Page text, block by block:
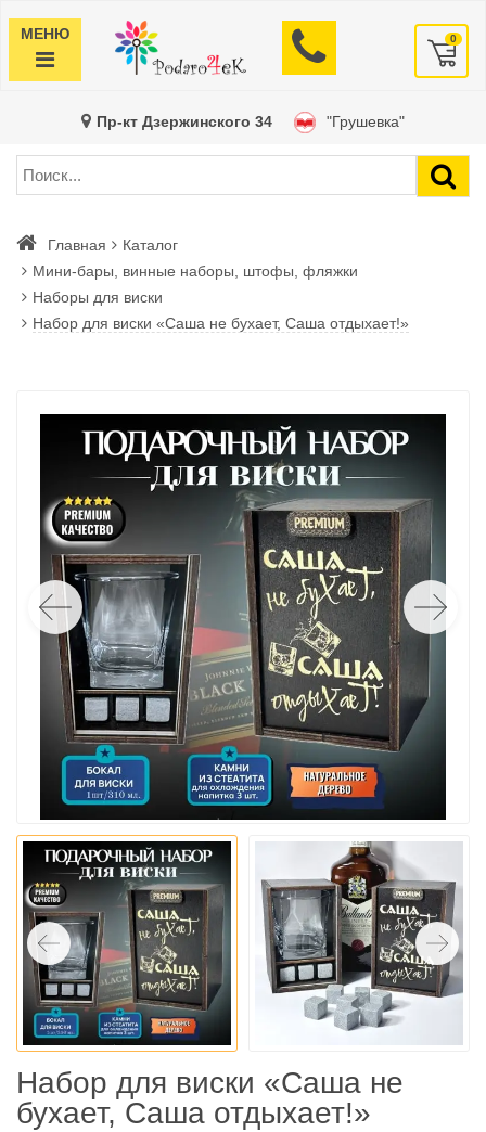
МЕНЮ 0
Пр-кт Дзержинского 34 "Грушевка"
Главная
Каталог
Мини-бары, винные наборы, штофы, фляжки
Наборы для виски
Набор для виски «Саша не бухает, Саша отдыхает!»
Набор для виски «Саша не
бухает, Саша отдыхает!»